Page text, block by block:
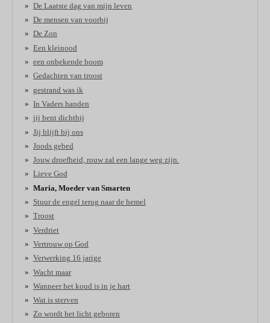
De Laatste dag van mijn leven
De mensen van voorbij
De Zon
Een kleinood
een onbekende boom
Gedachten van troost
gestrand was ik
In Vaders handen
jij bent dichtbij
Jij blijft bij ons
Joods gebed
Jouw droefheid, rouw zal een lange weg zijn.
Lieve God
Maria, Moeder van Smarten
Stuur de engel terug naar de hemel
Troost
Verdriet
Vertrouw op God
Verwerking 16 jarige
Wacht maar
Wanneer het koud is in je hart
Wat is sterven
Zo wordt het licht geboren